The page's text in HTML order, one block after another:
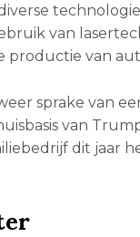
van
van
sprake van
van
dit jaar